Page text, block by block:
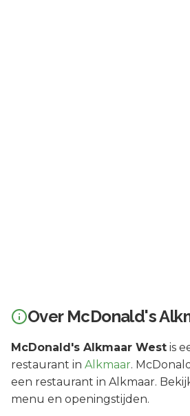
Over McDonald's
McDonald's Alkmaar West is
restaurant in Alkmaar.
een restaurant in Alkmaar.
menu en openingstijden.